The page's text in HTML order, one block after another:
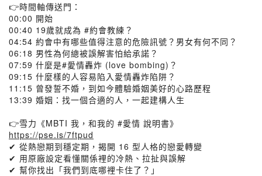
👉時間軸傳送門：
00:00 開始
00:40 19歲就成為 #約會教練？
04:54 約會中有哪些值得注意的危險訊號？男女有何不同？
06:18 男性為何總被誤解害怕給承諾？
07:59 什麼是#愛情轟炸 (love bombing)？
09:15 什麼樣的人容易陷入愛情轟炸陷阱？
11:15 曾發誓不婚，到如今體驗婚姻美好的心路歷程
13:39 婚姻：找一個合適的人，一起建構人生
👉雪力《MBTI 我，和我的 #愛情 說明書》
https://pse.is/7ftpud
✔ 從熱戀期到穩定期，揭開 16 型人格的戀愛轉變
✔ 用原廠設定看懂關係裡的冷熱、拉扯與誤解
✔ 幫你找出「我們到底哪裡卡住了？」